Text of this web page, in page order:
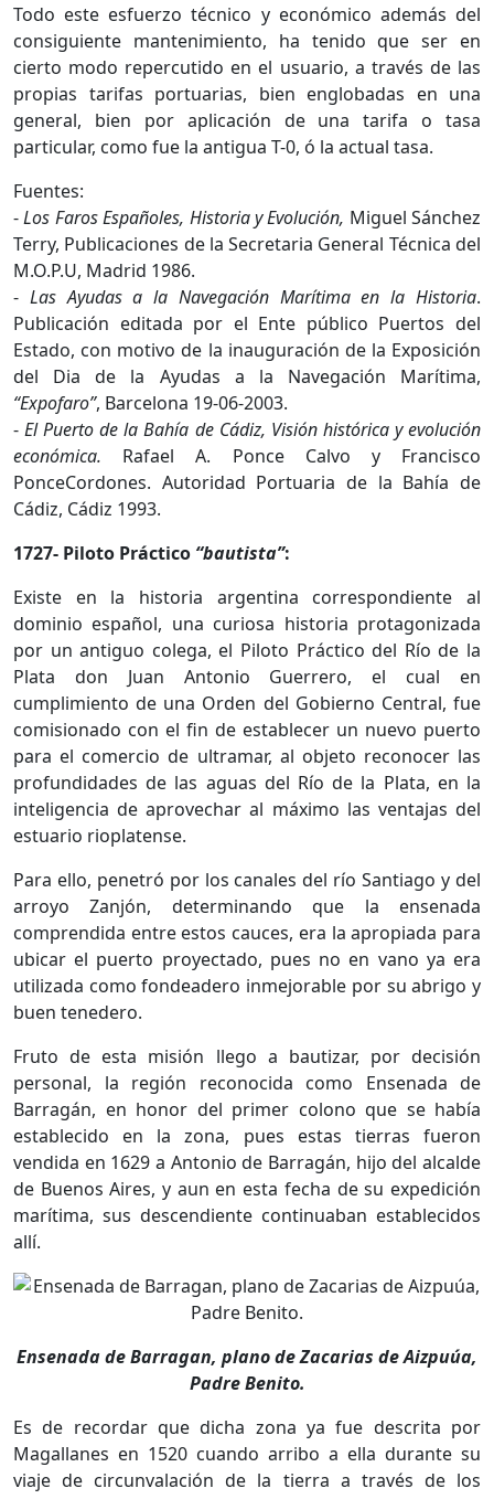
Todo este esfuerzo técnico y económico además del
consiguiente mantenimiento, ha tenido que ser en
cierto modo repercutido en el usuario, a través de las
propias tarifas portuarias, bien englobadas en una
general, bien por aplicación de una tarifa o tasa
particular, como fue la antigua T-0, ó la actual tasa.
Fuentes:
-Los Faros Españoles, Historia y Evolución, Miguel Sánchez
Terry, Publicaciones de la Secretaria General Técnica del
M.O.P.U, Madrid 1986.
- Las Ayudas a la Navegación Marítima en la Historia.
Publicación editada por el Ente público Puertos del
Estado, con motivo de la inauguración de la Exposición
del Dia de la Ayudas a la Navegación Marítima,
“Expofaro”, Barcelona 19-06-2003.
-El Puerto de la Bahía de Cádiz, Visión histórica y evolución
económica. Rafael A. Ponce Calvo y Francisco
PonceCordones. Autoridad Portuaria de la Bahía de
Cádiz, Cádiz 1993.
1727- Piloto Práctico “bautista”:
Existe en la historia argentina correspondiente al
dominio español, una curiosa historia protagonizada
por un antiguo colega, el Piloto Práctico del Río de la
Plata don Juan Antonio Guerrero, el cual en
cumplimiento de una Orden del Gobierno Central, fue
comisionado con el fin de establecer un nuevo puerto
para el comercio de ultramar, al objeto reconocer las
profundidades de las aguas del Río de la Plata, en la
inteligencia de aprovechar al máximo las ventajas del
estuario rioplatense.
Para ello, penetró por los canales del río Santiago y del
arroyo Zanjón, determinando que la ensenada
comprendida entre estos cauces, era la apropiada para
ubicar el puerto proyectado, pues no en vano ya era
utilizada como fondeadero inmejorable por su abrigo y
buen tenedero.
Fruto de esta misión llego a bautizar, por decisión
personal, la región reconocida como Ensenada de
Barragán, en honor del primer colono que se había
establecido en la zona, pues estas tierras fueron
vendida en 1629 a Antonio de Barragán, hijo del alcalde
de Buenos Aires, y aun en esta fecha de su expedición
marítima, sus descendiente continuaban establecidos
allí.
Ensenada de Barragan, plano de Zacarias de Aizpuúa,
Padre Benito.
Es de recordar que dicha zona ya fue descrita por
Magallanes en 1520 cuando arribo a ella durante su
viaje de circunvalación de la tierra a través de los